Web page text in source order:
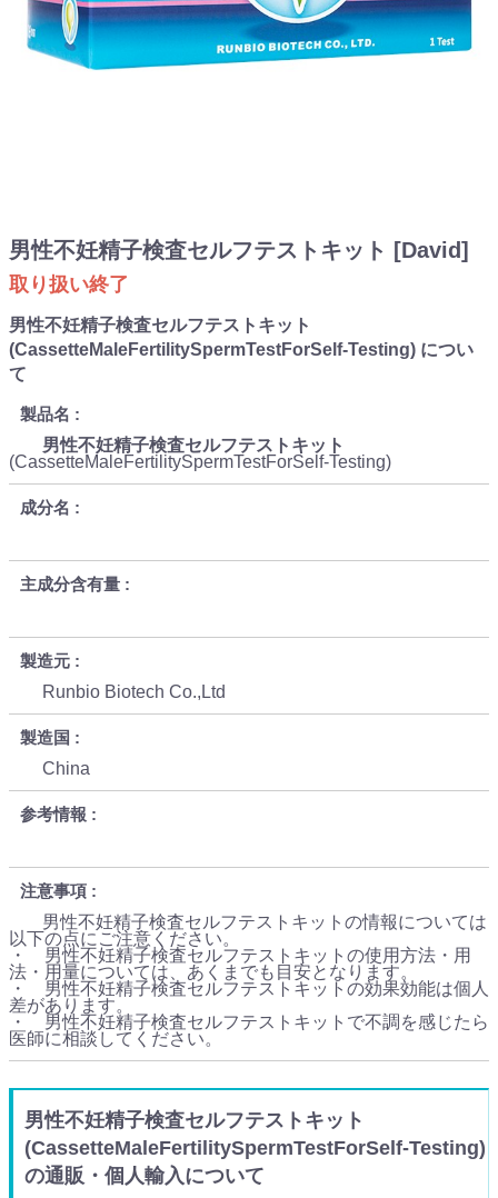
男性不妊精子検査セルフテストキット [David]
取り扱い終了
男性不妊精子検査セルフテストキット
(CassetteMaleFertilitySpermTestForSelf-Testing) につい
て
製品名
男性不妊精子検査セルフテストキット
(CassetteMaleFertilitySpermTestForSelf-Testing)
成分名
主成分含有量
製造元
Runbio Biotech Co.,Ltd
製造国
China
参考情報
注意事項
男性不妊精子検査セルフテストキットの情報については
以下の点にご注意ください。
・ 男性不妊精子検査セルフテストキットの使用方法・用
法・用量については、あくまでも目安となります。
・ 男性不妊精子検査セルフテストキットの効果効能は個人
差があります。
・ 男性不妊精子検査セルフテストキットで不調を感じたら
医師に相談してください。
男性不妊精子検査セルフテストキット
(CassetteMaleFertilitySpermTestForSelf-Testing)
の通販・個人輸入について